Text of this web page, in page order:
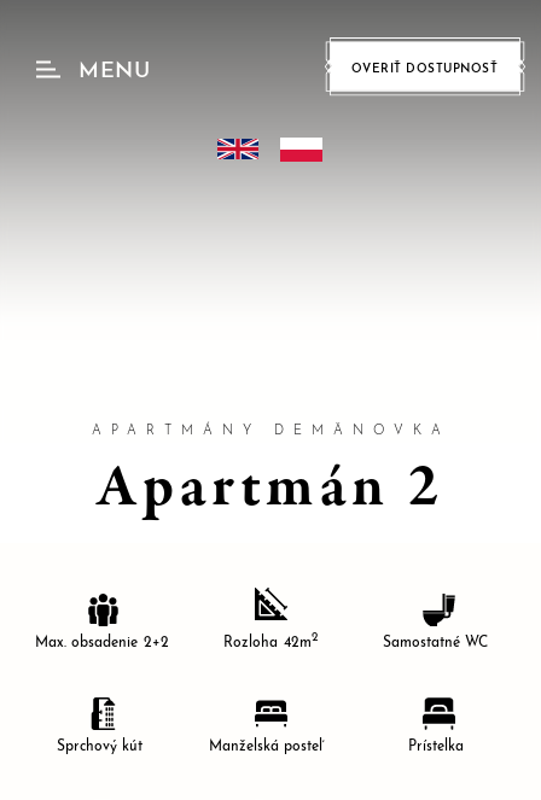
MENU OVERIŤ DOSTUPNOSŤ
APARTMÁNY DEMÄNOVKA
Apartmán 2
Max. obsadenie 2+2 Rozloha 42m2 Samostatné WC
Sprchový kút Manželská posteľ Prístelka